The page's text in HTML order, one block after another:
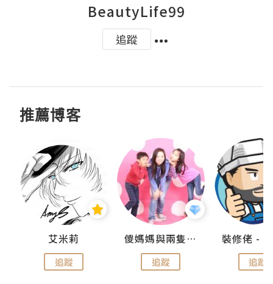
BeautyLife99
追蹤
推薦博客
艾米莉
追蹤
儍媽媽與兩隻小魔怪之家
追蹤 追蹤